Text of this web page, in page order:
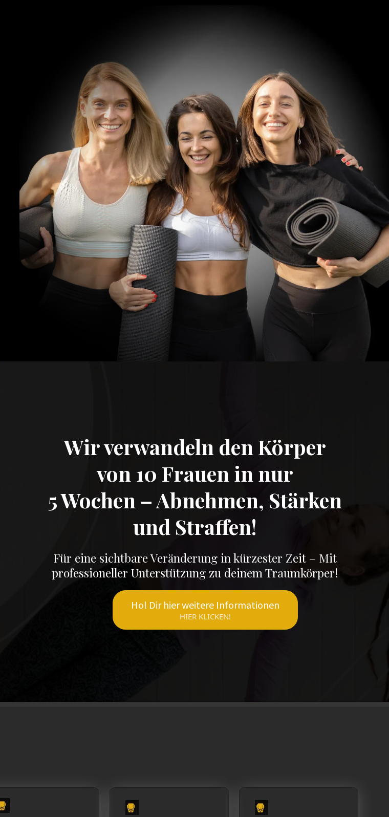
Wir verwandeln den Körper
von 10 Frauen in nur
5 Wochen – Abnehmen, Stärken
und Straffen!
Für eine sichtbare Veränderung in kürzester Zeit – Mit
professioneller Unterstützung zu deinem Traumkörper!
Hol Dir hier weitere Informationen
HIER KLICKEN!